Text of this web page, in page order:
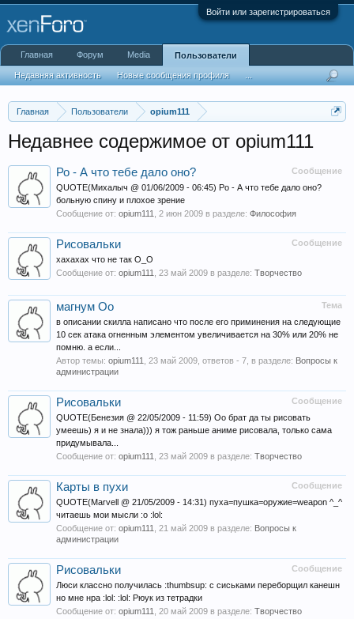
Войти или зарегистрироваться
Главная Пользователи opium111
Недавнее содержимое от opium111
Сообщение
Ро - А что тебе дало оно?
QUOTE(Михалыч @ 01/06/2009 - 06:45) Ро - А что тебе дало оно?
больную спину и плохое зрение
Сообщение от: opium111 2 июн 2009 в разделе: Философия
Сообщение
Рисовальки
хахахах что не так О_О
Сообщение от: opium111 23 май 2009 в разделе: Творчество
Тема
магнум Оо
в описании скилла написано что после его приминения на следующие
10 сек атака огненным элементом увеличивается на 30% или 20% не
помню. а если...
Автор темы: opium111 23 май 2009 , ответов - 7, в разделе: Вопросы к
администрации
Сообщение
Рисовальки
QUOTE(Бенезия @ 22/05/2009 - 11:59) Оо брат да ты рисовать
умеешь) я и не знала))) я тож раньше аниме рисовала, только сама
придумывала...
Сообщение от: opium111 23 май 2009 в разделе: Творчество
Сообщение
Карты в пухи
QUOTE(Marvell @ 21/05/2009 - 14:31) пуха=пушка=оружие=weapon ^_^
читаешь мои мысли :o :lol:
Сообщение от: opium111 21 май 2009 в разделе: Вопросы к
администрации
Сообщение
Рисовальки
Люси классно получилась :thumbsup: с сиськами переборщил канешн
но мне нра :lol: :lol: Рюук из тетрадки
Сообщение от: opium111 20 май 2009 в разделе: Творчество
Главная Форум Media Пользователи
Недавняя активность Новые сообщения профиля